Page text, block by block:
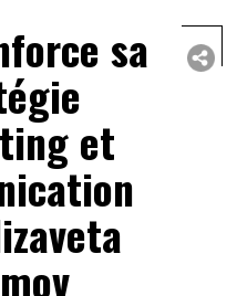
sa
et